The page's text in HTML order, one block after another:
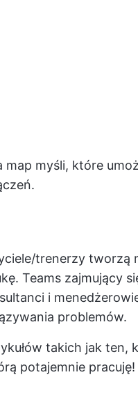
myśli, które
trenerzy tworzą
Teams zajmujący
i
problemów.
takich jak ten,
potajemnie pracuję!